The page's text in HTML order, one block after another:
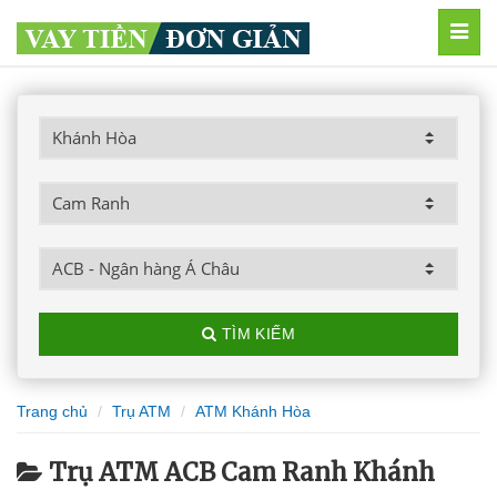
TÌM KIẾM
Trang chủ Trụ ATM ATM Khánh Hòa
Trụ ATM ACB Cam Ranh Khánh